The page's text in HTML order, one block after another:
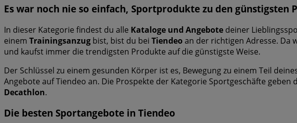
Es war noch nie so einfach, Sportprodukte zu den günstigsten
In dieser Kategorie findest du alle Kataloge und Angebote deiner
einem Trainingsanzug bist, bist du bei Tiendeo an der richtigen Adresse. Da
und kaufst immer die trendigsten Produkte auf die günstigste Weise.
Der Schlüssel zu einem gesunden Körper ist es, Bewegung zu einem Teil
Angebote auf Tiendeo an. Die Prospekte der Kategorie Sportgeschäfte geben
Decathlon.
Die besten Sportangebote in Tiendeo